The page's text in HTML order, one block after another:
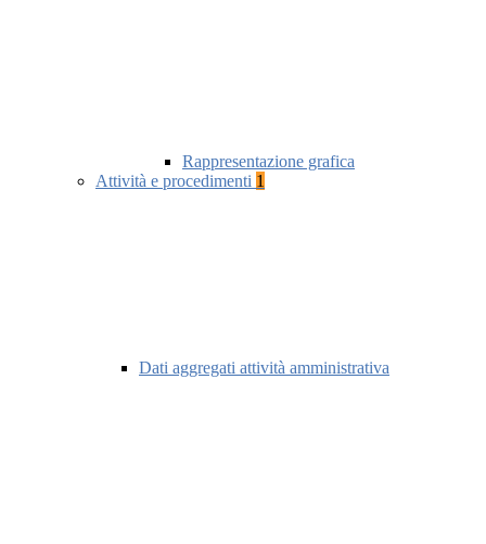
Rappresentazione grafica
Attività e procedimenti 1
Dati aggregati attività amministrativa